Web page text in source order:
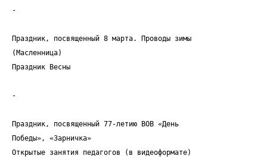
-
Праздник, посвященный 8 марта. Проводы зимы
(Масленница)
Праздник Весны
-
Праздник, посвященный 77-летию ВОВ «День
Победы», «Зарничка»
Открытые занятия педагогов (в видеоформате)